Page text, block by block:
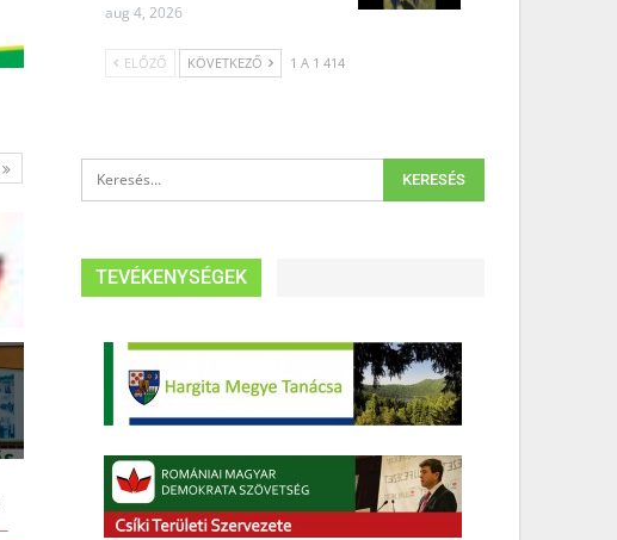
aug 4, 2026
ELŐZŐ KÖVETKEZŐ 1 A 1 414
TEVÉKENYSÉGEK